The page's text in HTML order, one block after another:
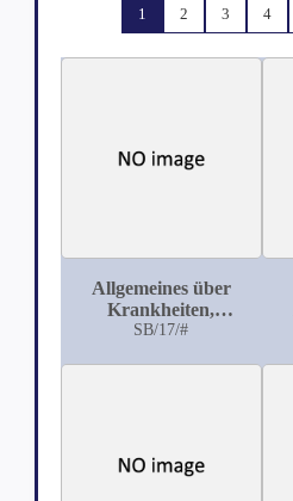
1 2 3 4
Allgemeines über
Krankheiten,
Krankheitsurschen
SB/17/#